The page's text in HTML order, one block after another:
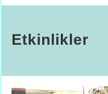
Etkinlikler